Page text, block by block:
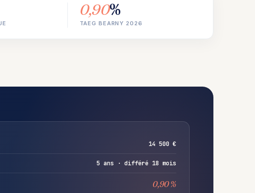
0,90%
TAEG BEARNY 2026
14 500 €
5 ans · différé 18 mois
0,90 %